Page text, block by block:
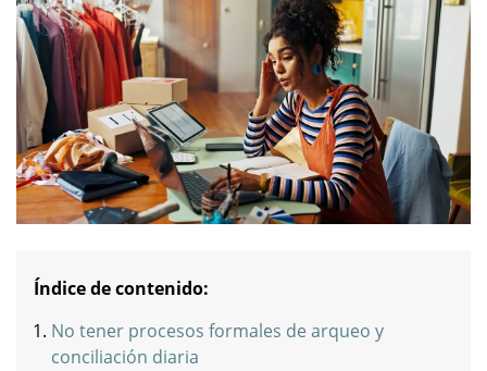
Índice de contenido:
No tener procesos formales de arqueo y
conciliación diaria